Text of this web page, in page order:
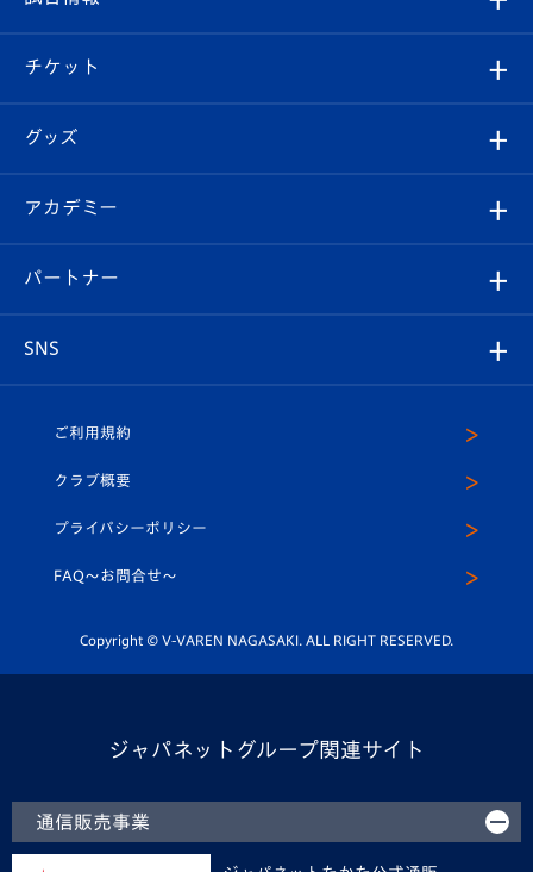
試合情報
チケット
イベント
メディア
ホームタウン
クラブ概要
エンブレム紹介
スタッフプロフィール
マスコット紹介
平和祈念活動
ホームタウン活動
はじめての観戦ガイド
Revive Team
ヴィヴィくんの長崎おもてなしガイド
試合日程/結果
フォトギャラリー
スタジアムグルメ
チケット
チケット
V-LOVERS（ファンクラブ）
プレイヤーズスイート
グッズ
オンラインショップ
店舗情報
アカデミー
育成からのお知らせ
U-18
スクール
パートナー
SNS
ヴィヴィくんインスタグラム
公式LINE＠
ご利用規約
クラブ概要
プライバシーポリシー
FAQ〜お問合せ〜
Copyright © V-VAREN NAGASAKI. ALL RIGHT RESERVED.
ジャパネットグループ関連サイト
通信販売事業